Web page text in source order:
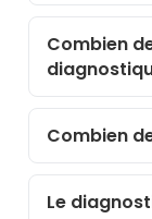
Combien
Combien
Le